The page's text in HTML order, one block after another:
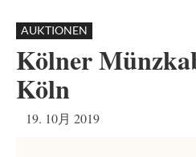
AUKTIONEN
Kölner
Köln
19. 10月 2019